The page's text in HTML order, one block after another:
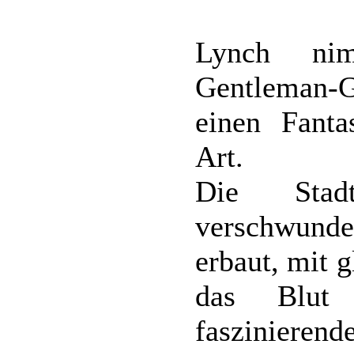
Lynch
Gentleman-
einen
Art.
Die
erbaut, mit
das